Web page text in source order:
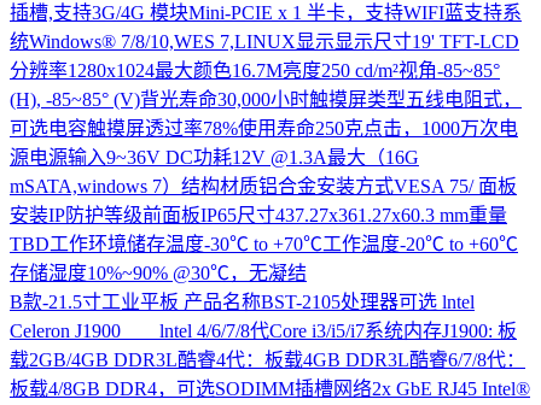
插槽,支持3G/4G 模块Mini-PCIE x 1 半卡，支持WIFI蓝支持系
统Windows® 7/8/10,WES 7,LINUX显示显示尺寸19' TFT-LCD
分辨率1280x1024最大颜色16.7M亮度250 cd/m²视角-85~85°
(H), -85~85° (V)背光寿命30,000小时触摸屏类型五线电阻式，
可选电容触摸屏透过率78%使用寿命250克点击，1000万次电
源电源输入9~36V DC功耗12V @1.3A最大（16G
mSATA,windows 7）结构材质铝合金安装方式VESA 75/ 面板
安装IP防护等级前面板IP65尺寸437.27x361.27x60.3 mm重量
TBD工作环境储存温度-30℃ to +70℃工作温度-20℃ to +60℃
存储湿度10%~90% @30℃，无凝结
B款-21.5寸工业平板 产品名称BST-2105处理器可选 lntel
Celeron J1900 lntel 4/6/7/8代Core i3/i5/i7系统内存J1900: 板
载2GB/4GB DDR3L酷睿4代：板载4GB DDR3L酷睿6/7/8代：
板载4/8GB DDR4，可选SODIMM插槽网络2x GbE RJ45 Intel®